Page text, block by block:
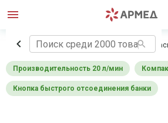
Главная Медицинское оборудование
производительность 20 л/мин
Кнопка быстрого отсоединения банки